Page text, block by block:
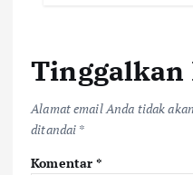
Tinggalkan
Alamat email Anda tidak
ditandai *
Komentar*